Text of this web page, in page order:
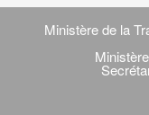
Navigation
transverse
Ministère de la